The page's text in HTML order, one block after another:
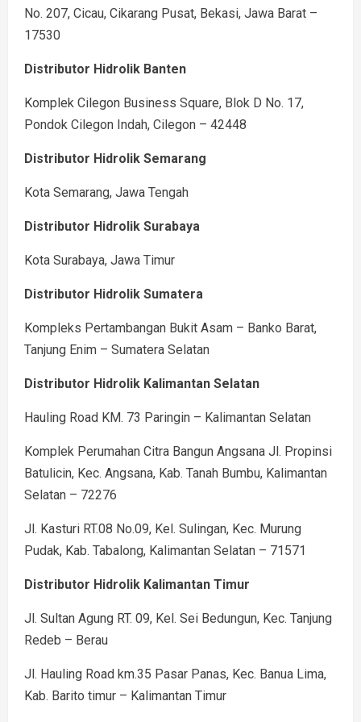
No. 207, Cicau, Cikarang Pusat, Bekasi, Jawa Barat –
17530
Distributor Hidrolik Banten
Komplek Cilegon Business Square, Blok D No. 17,
Pondok Cilegon Indah, Cilegon – 42448
Distributor Hidrolik Semarang
Kota Semarang, Jawa Tengah
Distributor Hidrolik Surabaya
Kota Surabaya, Jawa Timur
Distributor Hidrolik Sumatera
Kompleks Pertambangan Bukit Asam – Banko Barat,
Tanjung Enim – Sumatera Selatan
Distributor Hidrolik Kalimantan Selatan
Hauling Road KM. 73 Paringin – Kalimantan Selatan
Komplek Perumahan Citra Bangun Angsana Jl. Propinsi
Batulicin, Kec. Angsana, Kab. Tanah Bumbu, Kalimantan
Selatan – 72276
Jl. Kasturi RT.08 No.09, Kel. Sulingan, Kec. Murung
Pudak, Kab. Tabalong, Kalimantan Selatan – 71571
Distributor Hidrolik Kalimantan Timur
Jl. Sultan Agung RT. 09, Kel. Sei Bedungun, Kec. Tanjung
Redeb – Berau
Jl. Hauling Road km.35 Pasar Panas, Kec. Banua Lima,
Kab. Barito timur – Kalimantan Timur